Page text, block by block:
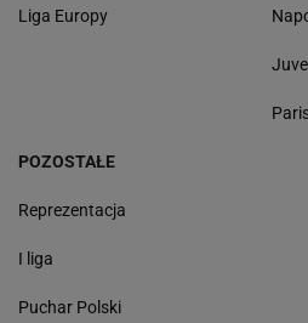
Liga Europy
POZOSTAŁE
Reprezentacja
I liga
Puchar Polski